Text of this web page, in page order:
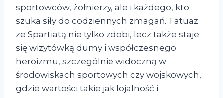
sportowców, żołnierzy, ale i każdego, kto
szuka siły do codziennych zmagań. Tatuaż
ze Spartiatą nie tylko zdobi, lecz także staje
się wizytówką dumy i współczesnego
heroizmu, szczególnie widoczną w
środowiskach sportowych czy wojskowych,
gdzie wartości takie jak lojalność i